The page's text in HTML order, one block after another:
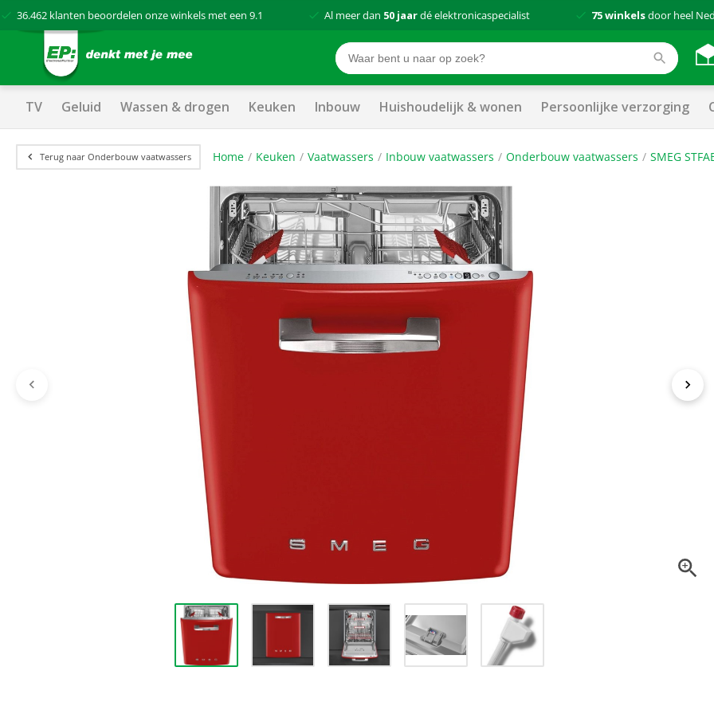
36.462 klanten beoordelen onze winkels met een 9.1 Al meer dan 50 jaardé elektronicaspecialist 75 winkelsdoor heel
TV Geluid Wassen & drogen Keuken Inbouw Huishoudelijk & wonen Persoonlijke verzorging
Terug naar Onderbouw vaatwassers Home Keuken Vaatwassers Inbouw vaatwassers Onderbouw vaatwassers SMEG